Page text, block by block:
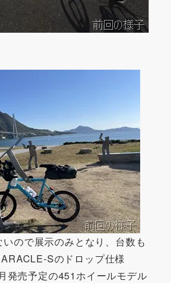
ので展示のみとなり、台数も
Sのドロップ仕様
発売予定の451ホイールモデル